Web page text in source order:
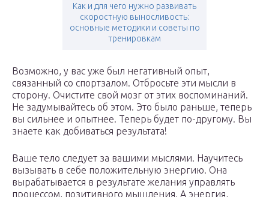
Как и для чего нужно развивать
скоростную выносливость:
основные методики и советы по
тренировкам
Возможно, у вас уже был негативный опыт,
связанный со спортзалом. Отбросьте эти мысли в
сторону. Очистите свой мозг от этих воспоминаний.
Не задумывайтесь об этом. Это было раньше, теперь
вы сильнее и опытнее. Теперь будет по-другому. Вы
знаете как добиваться результата!
Ваше тело следует за вашими мыслями. Научитесь
вызывать в себе положительную энергию. Она
вырабатывается в результате желания управлять
процессом, позитивного мышления. А энергия,